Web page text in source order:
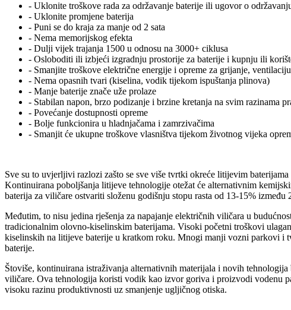
- Uklonite troškove rada za održavanje baterije ili ugovor o
- Uklonite promjene baterija
- Puni se do kraja za manje od 2 sata
- Nema memorijskog efekta
- Dulji vijek trajanja 1500 u odnosu na 3000+ ciklusa
- Osloboditi ili izbjeći izgradnju prostorije za baterije i kupnju ili
- Smanjite troškove električne energije i opreme za grijanje,
- Nema opasnih tvari (kiselina, vodik tijekom ispuštanja plinova)
- Manje baterije znače uže prolaze
- Stabilan napon, brzo podizanje i brzine kretanja na svim razinama
- Povećanje dostupnosti opreme
- Bolje funkcionira u hladnjačama i zamrzivačima
- Smanjit će ukupne troškove vlasništva tijekom životnog vijeka
Sve su to uvjerljivi razlozi zašto se sve više tvrtki okreće litijevim
Kontinuirana poboljšanja litijeve tehnologije otežat će alternativnim
baterija za viličare ostvariti složenu godišnju stopu rasta od 13-15% između
Međutim, to nisu jedina rješenja za napajanje električnih viličara u
tradicionalnim olovno-kiselinskim baterijama. Visoki početni troškovi
kiselinskih na litijeve baterije u kratkom roku. Mnogi manji vozni parkovi i
baterije.
Štoviše, kontinuirana istraživanja alternativnih materijala i novih
viličare. Ova tehnologija koristi vodik kao izvor goriva i proizvodi vodenu
visoku razinu produktivnosti uz smanjenje ugljičnog otiska.